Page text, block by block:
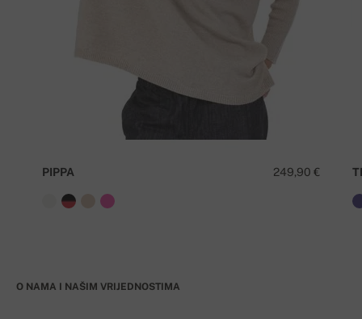
249,90 €
PIPPA
O NAMA I NAŠIM VRIJEDNOSTIMA